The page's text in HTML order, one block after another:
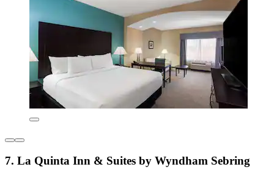
7. La Quinta Inn & Suites by Wyndham Sebring